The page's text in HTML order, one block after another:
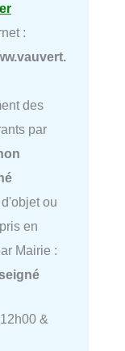
:
des
par
ou
en
Mairie :
&